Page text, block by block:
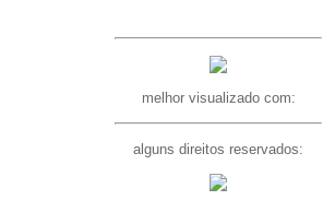
melhor visualizado com:
alguns direitos reservados: